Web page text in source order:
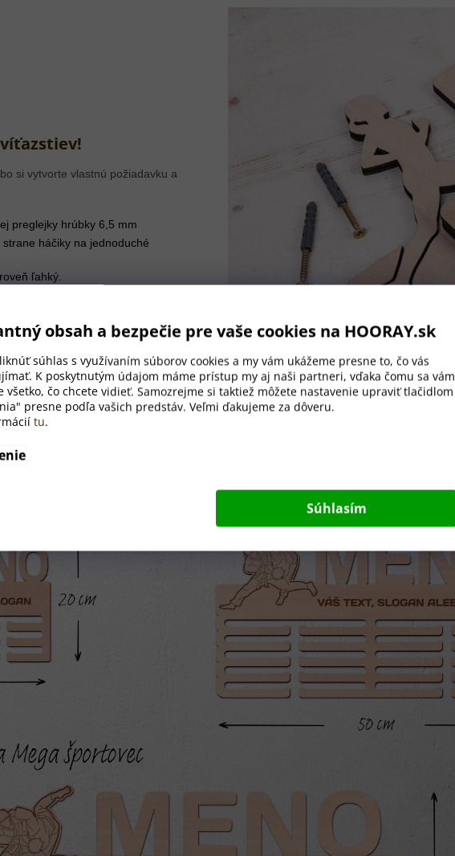
obsah a bezpečie pre vaše cookies na HOORAY.sk
súhlas s využívaním súborov cookies a my vám ukážeme presne to, čo vás
K poskytnutým údajom máme prístup my aj naši partneri, vďaka čomu sa vám
všetko, čo chcete vidieť. Samozrejme si taktiež môžete nastavenie upraviť tlačidlom
presne podľa vašich predstáv. Veľmi ďakujeme za dôveru.
tu.
Súhlasím
si vytvorte vlastnú požiadavku a
preglejky hrúbky 6,5 mm
háčiky na jednoduché
ľahký.